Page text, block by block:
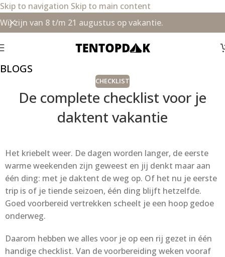
Skip to navigation Skip to main content
Wij zijn van 8 t/m 21 augustus op vakantie.
BLOGS
CHECKLIST
De complete checklist voor je
daktent vakantie
Het kriebelt weer. De dagen worden langer, de eerste
warme weekenden zijn geweest en jij denkt maar aan
één ding: met je daktent de weg op. Of het nu je eerste
trip is of je tiende seizoen, één ding blijft hetzelfde.
Goed voorbereid vertrekken scheelt je een hoop gedoe
onderweg.
Daarom hebben we alles voor je op een rij gezet in één
handige checklist. Van de voorbereiding weken vooraf